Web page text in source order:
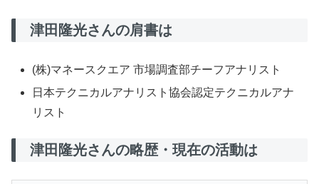
津田隆光さんの肩書は
(株)マネースクエア 市場調査部チーフアナリスト
日本テクニカルアナリスト協会認定テクニカルアナ
リスト
津田隆光さんの略歴・現在の活動は